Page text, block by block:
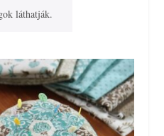
láthatják.